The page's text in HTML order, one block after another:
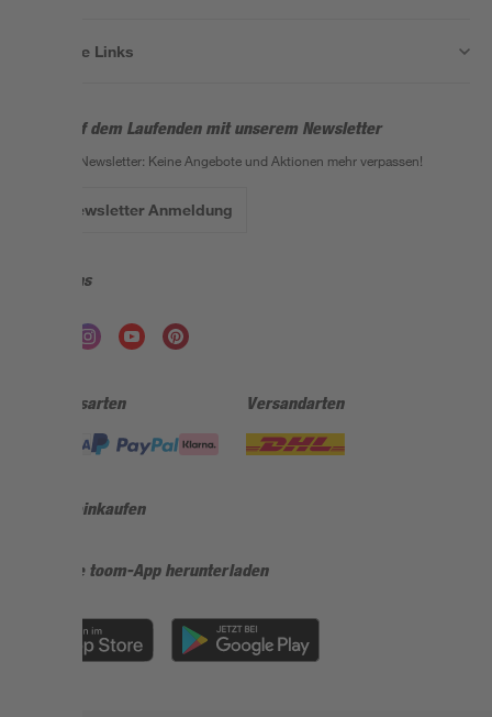
Nützliche Links
Bleib auf dem Laufenden mit unserem Newsletter
Der toom Newsletter: Keine Angebote und Aktionen mehr verpassen!
Zur Newsletter Anmeldung
Folge uns
Zahlungsarten Versandarten
Sicher einkaufen
Jetzt die toom-App herunterladen